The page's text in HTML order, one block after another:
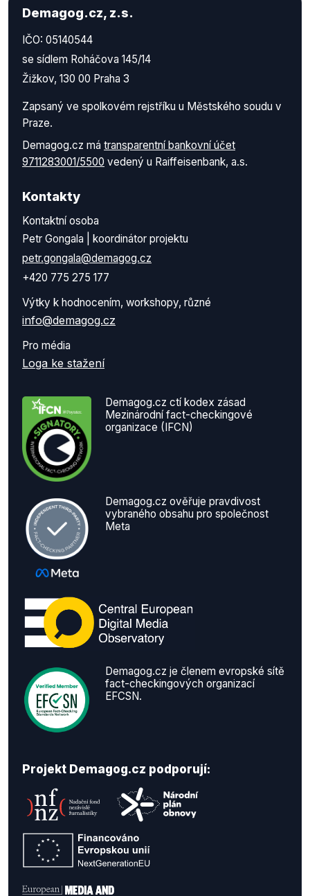
Demagog.cz, z.s.
IČO: 05140544
se sídlem Roháčova 145/14
Žižkov, 130 00 Praha 3
Zapsaný ve spolkovém rejstříku u Městského soudu v
Praze.
Demagog.cz má transparentní bankovní účet
9711283001/5500 vedený u Raiffeisenbank, a.s.
Kontakty
Kontaktní osoba
Petr Gongala | koordinátor projektu
petr.gongala@demagog.cz
+420 775 275 177
Výtky k hodnocením, workshopy, různé
info@demagog.cz
Pro média
Loga ke stažení
Demagog.cz ctí kodex zásad
Mezinárodní fact-checkingové
organizace (IFCN)
Demagog.cz ověřuje pravdivost
vybraného obsahu pro společnost
Meta
Demagog.cz je členem evropské sítě
fact-checkingových organizací
EFCSN.
Projekt Demagog.cz podporují: